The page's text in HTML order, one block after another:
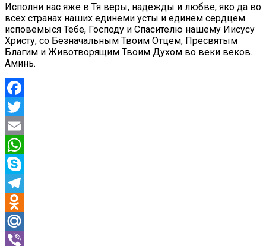
Исполни нас яже в Тя веры, надежды и любве, яко да во
всех странах наших единеми усты и единем сердцем
исповемыся Тебе, Господу и Спасителю нашему Иисусу
Христу, со Безначальным Твоим Отцем, Пресвятым
Благим и Животворящим Твоим Духом во веки веков.
Аминь.
Facebook
Twitter
Email
WhatsApp
Skype
Telegram
Odnoklassniki
Mail.Ru